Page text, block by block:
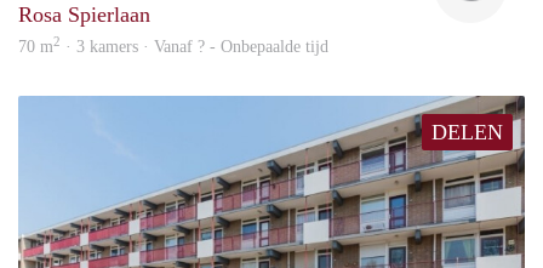
Rosa Spierlaan
70 m2 · 3 kamers · Vanaf ? - Onbepaalde tijd
DELEN